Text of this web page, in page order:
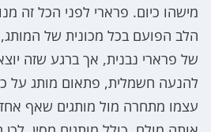
מישהו כיום. פרארי לפני הכל זה
הלב הפועם בכל מכונית של המותג,
של פרארי נבנית, אך ברגע שזה
להנעה חשמלית, פתאום מותג על
עצמו מתחרה מול מותגים שאף